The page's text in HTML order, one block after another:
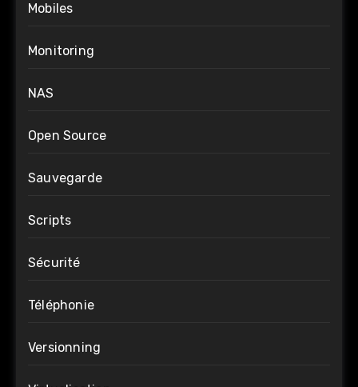
Mobiles
Monitoring
NAS
Open Source
Sauvegarde
Scripts
Sécurité
Téléphonie
Versionning